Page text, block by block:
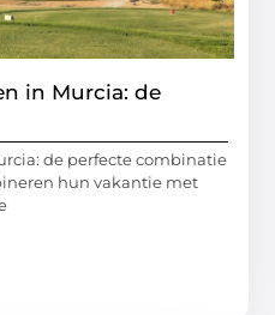
in Murcia: de
de perfecte combinatie
hun vakantie met